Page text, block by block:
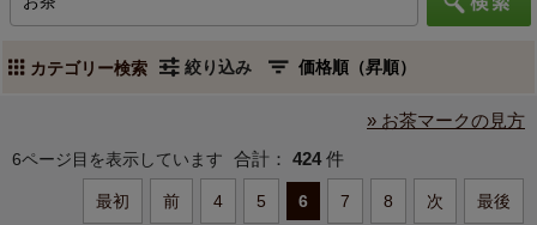
カテゴリー検索 絞り込み
» お茶マークの見方
6ページ目を表示しています 合計： 424件
最初 前 4 5 6 7 8 次 最後